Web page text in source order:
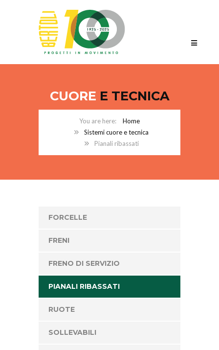
CUORE E TECNICA
Home
Sistemi cuore e tecnica
Pianali ribassati
FORCELLE
FRENI
FRENO DI SERVIZIO
PIANALI RIBASSATI
RUOTE
SOLLEVABILI